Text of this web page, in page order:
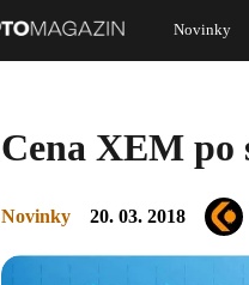
Novinky
Cena XEM po
Novinky 20. 03. 2018